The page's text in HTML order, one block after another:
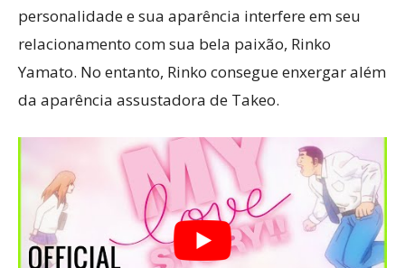
personalidade e sua aparência interfere em seu
relacionamento com sua bela paixão, Rinko
Yamato. No entanto, Rinko consegue enxergar além
da aparência assustadora de Takeo.